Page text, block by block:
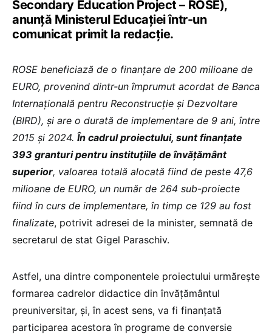
Secondary Education Project – ROSE),
anunță Ministerul Educației într-un
comunicat primit la redacție.
ROSE beneficiază de o finanțare de 200 milioane de
EURO, provenind dintr-un împrumut acordat de Banca
Internațională pentru Reconstrucție și Dezvoltare
(BIRD), și are o durată de implementare de 9 ani, între
2015 și 2024. În cadrul proiectului, sunt finanțate
393 granturi pentru instituțiile de învățământ
superior, valoarea totală alocată fiind de peste 47,6
milioane de EURO, un număr de 264 sub-proiecte
fiind în curs de implementare, în timp ce 129 au fost
finalizate, potrivit adresei de la minister, semnată de
secretarul de stat Gigel Paraschiv.
Astfel, una dintre componentele proiectului urmărește
formarea cadrelor didactice din învățământul
preuniversitar, și, în acest sens, va fi finanțată
participarea acestora în programe de conversie